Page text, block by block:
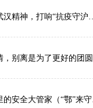
“抗疫守沪战”（“鄂”来守“沪”系列报道三）
更好的团圆（“鄂”来守“沪”系列报道六）
大管家（“鄂”来守“沪”系列报道七）